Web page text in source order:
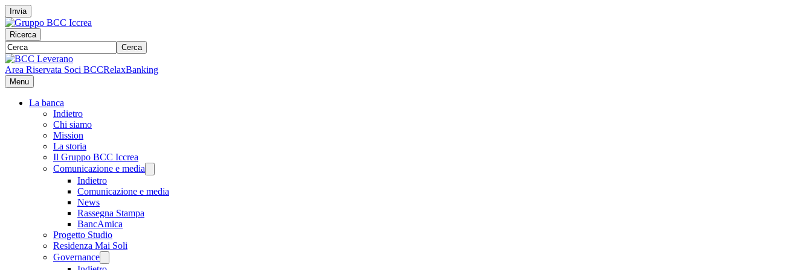
Invia
Ricerca
Cerca
Area Riservata Soci BCCRelaxBanking
Menu
La banca
Indietro
Chi siamo
Mission
La storia
Il Gruppo BCC Iccrea
Comunicazione e media
Indietro
Comunicazione e media
News
Rassegna Stampa
BancAmica
Progetto Studio
Residenza Mai Soli
Governance